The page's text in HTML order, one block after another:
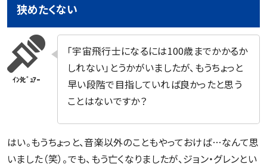
狭めたくない
「宇宙飛行士になるには100歳までかかるか
しれない」とうかがいましたが、もうちょっと
早い段階で目指していれば良かったと思う
ことはないですか？
はい。もうちょっと、音楽以外のこともやっておけば…なんて思
いました（笑）。でも、もう亡くなりましたが、ジョン・グレンとい